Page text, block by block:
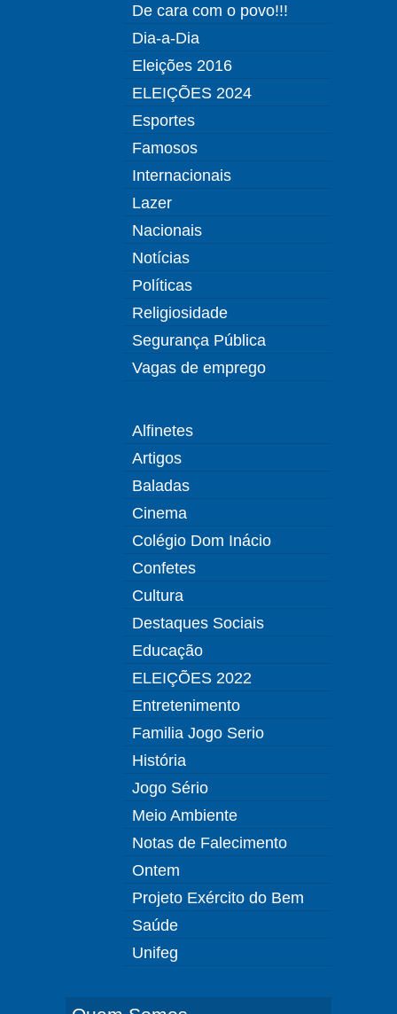
De cara com o povo!!!
Dia-a-Dia
Eleições 2016
ELEIÇÕES 2024
Esportes
Famosos
Internacionais
Lazer
Nacionais
Notícias
Políticas
Religiosidade
Segurança Pública
Vagas de emprego
Alfinetes
Artigos
Baladas
Cinema
Colégio Dom Inácio
Confetes
Cultura
Destaques Sociais
Educação
ELEIÇÕES 2022
Entretenimento
Familia Jogo Serio
História
Jogo Sério
Meio Ambiente
Notas de Falecimento
Ontem
Projeto Exército do Bem
Saúde
Unifeg